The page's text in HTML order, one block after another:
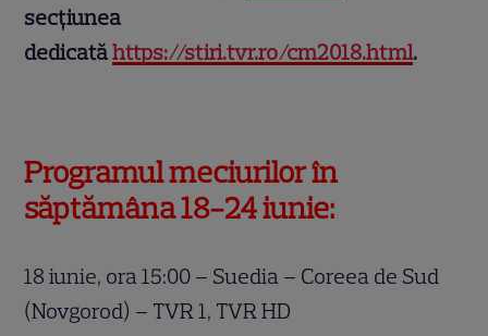
secţiunea
dedicatăhttps://stiri.tvr.ro/cm2018.html.
Programul meciurilor în
săptămâna 18-24 iunie:
18 iunie, ora 15:00 – Suedia – Coreea de Sud
(Novgorod) – TVR 1, TVR HD